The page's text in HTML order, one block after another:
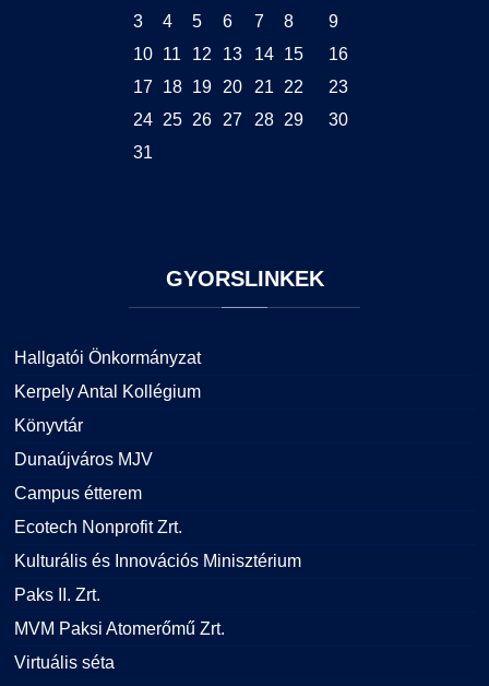
3
4 5 6 7 8
9
10
11 12 13 14 15
16
17
18 19 20 21 22
23
24
25 26 27 28 29
30
31
GYORSLINKEK
Hallgatói Önkormányzat
Kerpely Antal Kollégium
Könyvtár
Dunaújváros MJV
Campus étterem
Ecotech Nonprofit Zrt.
Kulturális és Innovációs Minisztérium
Paks II. Zrt.
MVM Paksi Atomerőmű Zrt.
Virtuális séta